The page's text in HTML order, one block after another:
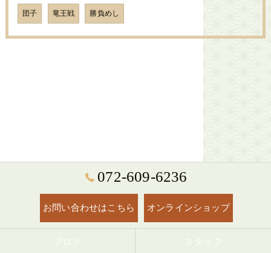
団子 竜王戦 勝負めし
072-609-6236
お問い合わせはこちら オンラインショップ
ブログ スタッフ